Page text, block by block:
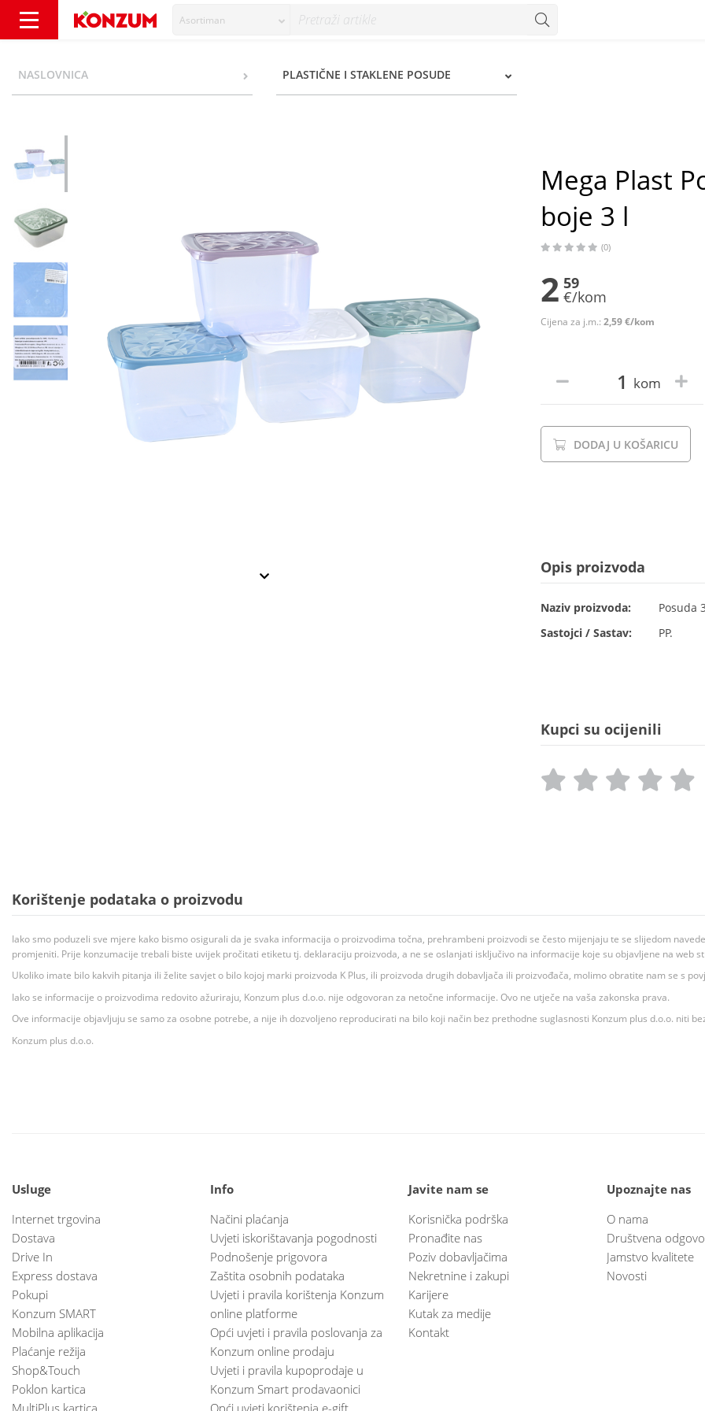
Asortiman
NASLOVNICA PLASTIČNE I STAKLENE POSUDE
Mega Plast
boje 3 l
(0)
2 59
€/kom
Cijena za j.m.: 2,59 €/kom
kom
DODAJ U KOŠARICU
Opis proizvoda
Naziv proizvoda:
Posuda
Sastojci / Sastav:
PP.
Kupci su ocijenili
Korištenje podataka o proizvodu
Iako smo poduzeli sve mjere kako bismo osigurali da je svaka informacija o proizvodima točna, prehrambeni proizvodi se često mijenjaju te se slijedom
promjeniti. Prije konzumacije trebali biste uvijek pročitati etiketu tj. deklaraciju proizvoda, a ne se oslanjati isključivo na informacije koje su objavljene na web
Ukoliko imate bilo kakvih pitanja ili želite savjet o bilo kojoj marki proizvoda K Plus, ili proizvoda drugih dobavljača ili proizvođača, molimo obratite nam se s
Iako se informacije o proizvodima redovito ažuriraju, Konzum plus d.o.o. nije odgovoran za netočne informacije. Ovo ne utječe na vaša zakonska prava.
Ove informacije objavljuju se samo za osobne potrebe, a nije ih dozvoljeno reproducirati na bilo koji način bez prethodne suglasnosti Konzum plus d.o.o. niti
Konzum plus d.o.o.
Usluge
Internet trgovina
Dostava
Drive In
Express dostava
Pokupi
Konzum SMART
Mobilna aplikacija
Plaćanje režija
Shop&Touch
Poklon kartica
MultiPlus kartica
Info
Načini plaćanja
Uvjeti iskorištavanja pogodnosti
Podnošenje prigovora
Zaštita osobnih podataka
Uvjeti i pravila korištenja Konzum
online platforme
Opći uvjeti i pravila poslovanja za
Konzum online prodaju
Uvjeti i pravila kupoprodaje u
Konzum Smart prodavaonici
Opći uvjeti korištenja e-gift
Javite nam se
Korisnička podrška
Pronađite nas
Poziv dobavljačima
Nekretnine i zakupi
Karijere
Kutak za medije
Kontakt
Upoznajte nas
O nama
Društvena
Jamstvo kvalitete
Novosti